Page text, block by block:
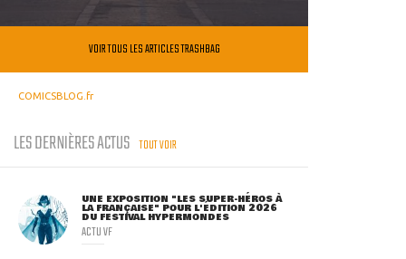
VOIR TOUS LES ARTICLES TRASHBAG
COMICSBLOG.fr
LES DERNIÈRES ACTUS TOUT VOIR
UNE EXPOSITION "LES SUPER-HÉROS À
LA FRANÇAISE" POUR L'ÉDITION 2026
DU FESTIVAL HYPERMONDES
ACTU VF